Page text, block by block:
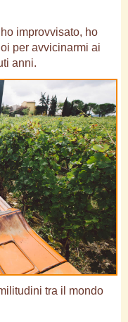
improvvisato, ho
per avvicinarmi ai
anni.
tra il mondo